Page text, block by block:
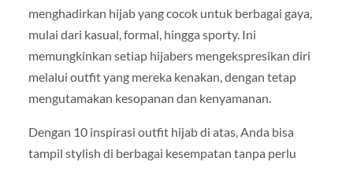
menghadirkan hijab yang cocok untuk berbagai gaya,
mulai dari kasual, formal, hingga sporty. Ini
memungkinkan setiap hijabers mengekspresikan diri
melalui outfit yang mereka kenakan, dengan tetap
mengutamakan kesopanan dan kenyamanan.
Dengan 10 inspirasi outfit hijab di atas, Anda bisa
tampil stylish di berbagai kesempatan tanpa perlu